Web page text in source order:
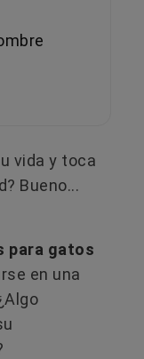
vida y toca
Bueno...
para gatos
en una